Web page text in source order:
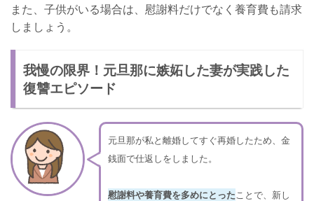
また、子供がいる場合は、慰謝料だけでなく養育費も請求
しましょう。
我慢の限界！元旦那に嫉妬した妻が実践した
復讐エピソード
元旦那が私と離婚してすぐ再婚したため、金
銭面で仕返しをしました。
慰謝料や養育費を多めにとったことで、新し